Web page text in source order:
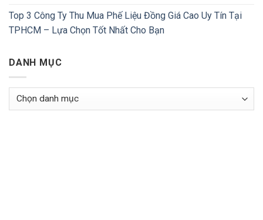
Top 3 Công Ty Thu Mua Phế Liệu Đồng Giá Cao Uy Tín Tại
TPHCM – Lựa Chọn Tốt Nhất Cho Bạn
DANH MỤC
Danh